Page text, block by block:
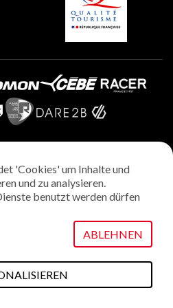
'Cookies' um Inhalte und
und zu analysieren.
benutzt werden dürfen
ABLEHNEN